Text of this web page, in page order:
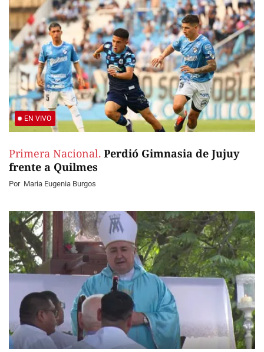
EN VIVO
Primera Nacional. Perdió Gimnasia de Jujuy
frente a Quilmes
Por Maria Eugenia Burgos